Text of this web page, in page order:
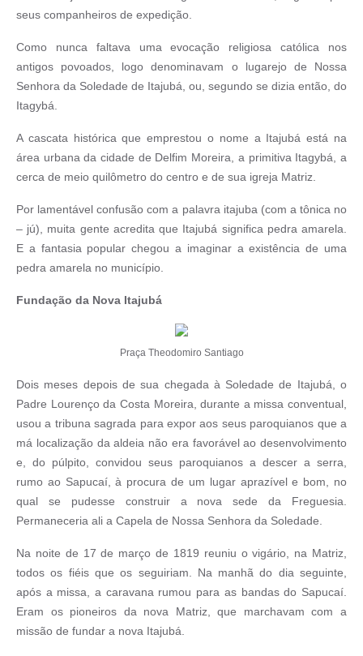
seus companheiros de expedição.
Como nunca faltava uma evocação religiosa católica nos
antigos povoados, logo denominavam o lugarejo de Nossa
Senhora da Soledade de Itajubá, ou, segundo se dizia então, do
Itagybá.
A cascata histórica que emprestou o nome a Itajubá está na
área urbana da cidade de Delfim Moreira, a primitiva Itagybá, a
cerca de meio quilômetro do centro e de sua igreja Matriz.
Por lamentável confusão com a palavra itajuba (com a tônica no
– jú), muita gente acredita que Itajubá significa pedra amarela.
E a fantasia popular chegou a imaginar a existência de uma
pedra amarela no município.
Fundação da Nova Itajubá
Praça Theodomiro Santiago
Dois meses depois de sua chegada à Soledade de Itajubá, o
Padre Lourenço da Costa Moreira, durante a missa conventual,
usou a tribuna sagrada para expor aos seus paroquianos que a
má localização da aldeia não era favorável ao desenvolvimento
e, do púlpito, convidou seus paroquianos a descer a serra,
rumo ao Sapucaí, à procura de um lugar aprazível e bom, no
qual se pudesse construir a nova sede da Freguesia.
Permaneceria ali a Capela de Nossa Senhora da Soledade.
Na noite de 17 de março de 1819 reuniu o vigário, na Matriz,
todos os fiéis que os seguiriam. Na manhã do dia seguinte,
após a missa, a caravana rumou para as bandas do Sapucaí.
Eram os pioneiros da nova Matriz, que marchavam com a
missão de fundar a nova Itajubá.